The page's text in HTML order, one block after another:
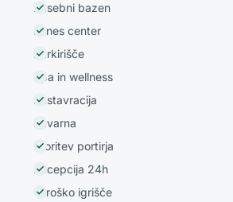
Zasebni bazen
Fitnes center
Parkirišče
Spa in wellness
Restavracija
Kavarna
Storitev portirja
Recepcija 24h
Otroško igrišče